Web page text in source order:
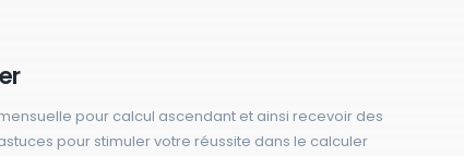
pour calcul ascendant et ainsi recevoir des
pour stimuler votre réussite dans le calculer